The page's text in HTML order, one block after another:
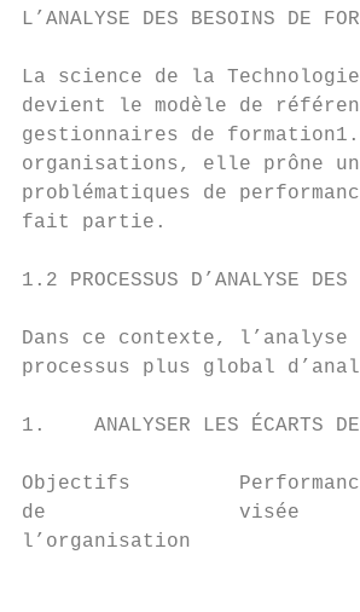
L’ANALYSE DES BESOINS
La science de la
devient le modèle de
gestionnaires de
organisations, elle prône
problématiques de
fait partie.
1.2 PROCESSUS D’ANALYSE DES
Dans ce contexte,
processus plus global
1.    ANALYSER LES ÉCARTS DE
Objectifs
de                visée
l’organisation